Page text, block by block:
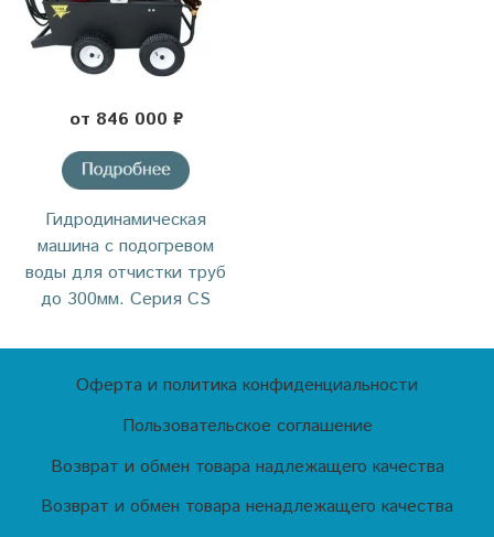
от 846 000 ₽
Гидродинамическая
машина с подогревом
воды для отчистки труб
до 300мм. Серия CS
Оферта и политика конфиденциальности
Пользовательское соглашение
Возврат и обмен товара надлежащего качества
Возврат и обмен товара ненадлежащего качества